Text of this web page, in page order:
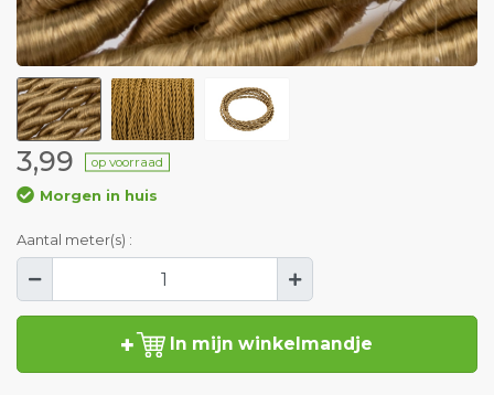
3,99 op voorraad
Morgen in huis
Aantal meter(s) :
In mijn winkelmandje